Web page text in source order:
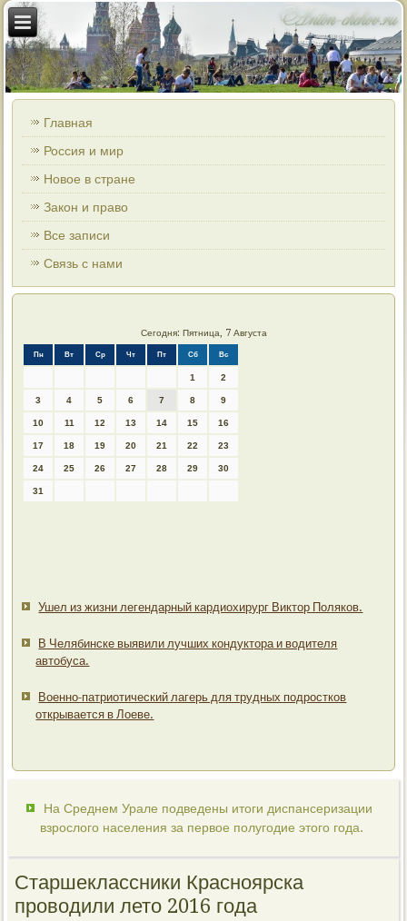
Главная
Россия и мир
Новое в стране
Закон и право
Все записи
Связь с нами
Сегодня: Пятница, 7 Августа
Пн Вт Ср Чт Пт Сб Вс
1 2
3 4 5 6 7 8 9
10 11 12 13 14 15 16
17 18 19 20 21 22 23
24 25 26 27 28 29 30
31
Ушел из жизни легендарный кардиохирург Виктор Поляков.
В Челябинске выявили лучших кондуктора и водителя
автобуса.
Военно-патриотический лагерь для трудных подростков
открывается в Лоеве.
На Среднем Урале подведены итоги диспансеризации
взрослого населения за первое полугодие этого года.
Старшеклассники Красноярска
проводили лето 2016 года